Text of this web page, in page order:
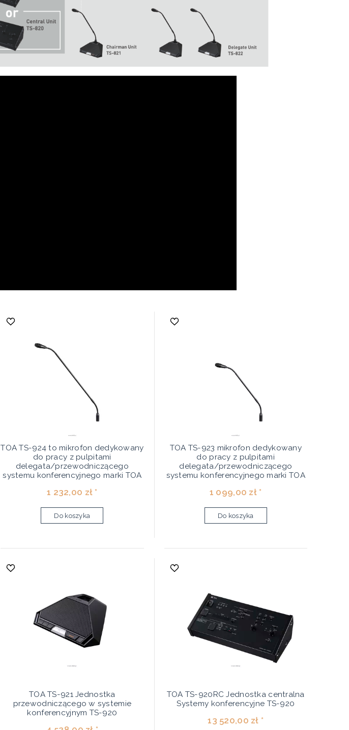
TOA TS-924 to mikrofon dedykowany
do pracy z pulpitami
delegata/przewodniczącego
systemu konferencyjnego marki TOA
1 232,00 zł *
Do koszyka
TOA TS-923 mikrofon dedykowany
do pracy z pulpitami
delegata/przewodniczącego
systemu konferencyjnego marki TOA
1 099,00 zł *
Do koszyka
TOA TS-921 Jednostka
przewodniczącego w systemie
konferencyjnym TS-920
TOA TS-920RC Jednostka centralna
Systemy konferencyjne TS-920
13 520,00 zł *